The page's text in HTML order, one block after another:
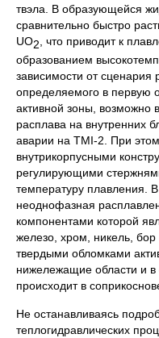
твэла. В образующейся
сравнительно быстро
UO2 , что приводит к
образованием
зависимости от сценария
определяемого в первую
активной зоны,
расплава на внутренних
аварии на TMI-2. При
внутрикорпусными
регулирующими
температуру плавления.
неоднофазная
компонентами которой
железо, хром, никель,
твердыми обломками
нижележащие области и
происходит в
Не останавливаясь
теплогидравлических